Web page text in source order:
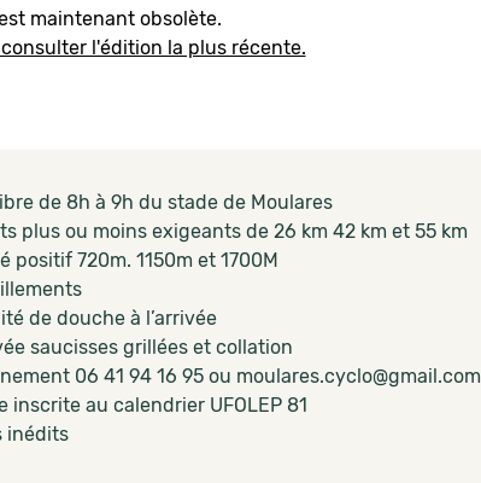
maintenant obsolète.
l'édition la plus récente.
de 8h à 9h du stade de Moulares
plus ou moins exigeants de 26 km 42 km et 55 km
positif 720m. 1150m et 1700M
de douche à l’arrivée
saucisses grillées et collation
06 41 94 16 95 ou moulares.cyclo@gmail.com
inscrite au calendrier UFOLEP 81
inédits